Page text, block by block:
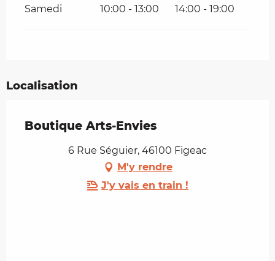
Samedi 10:00 - 13:00 14:00 - 19:00
Localisation
Boutique Arts-Envies
6 Rue Séguier, 46100 Figeac
M'y rendre
J'y vais en train !